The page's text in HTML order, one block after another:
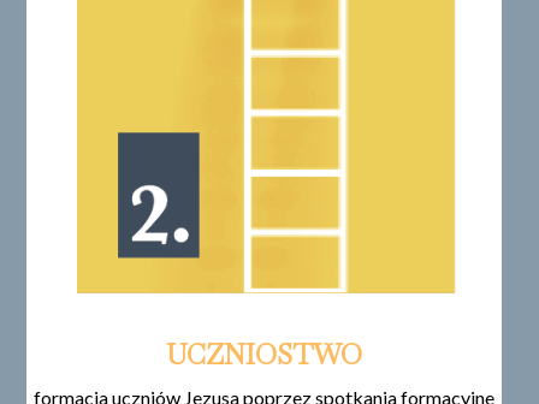
UCZNIOSTWO
formacja uczniów Jezusa poprzez spotkania formacyjne